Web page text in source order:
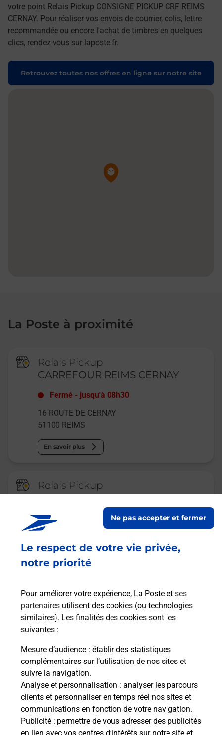
Le respect de votre vie privée,
notre priorité
Pour améliorer votre expérience, La Poste et ses
partenaires utilisent des cookies (ou technologies
similaires). Les finalités des cookies sont les
suivantes :
Mesure d’audience : établir des statistiques
complémentaires sur l’utilisation de nos sites et
suivre la navigation.
Analyse et personnalisation : analyser les parcours
clients et personnaliser en temps réel nos sites et
communications en fonction de votre navigation.
Publicité : permettre de vous adresser des publicités
en lien avec vos centres d’intérêts sur notre site et
Ne pas accepter et fermer
votre point Relais Pickup CONSIGNE PICKUP CRF REIMS
CERNAY. Pour réaliser vos envois de courrier, colis, lettre
recommandée ou encore l'achat de timbres en quelques
clics, rendez-vous sur laposte.fr.
Retrouvez toutes nos offres en ligne sur notre site
Pin de la carte
La Poste à proximité
Relais Pickup
CARREFOUR REIMS CERNAY
Fermé - jusqu'à 08h30
16 ROUTE DE CERNAY
51100 REIMS
En savoir plus
Relais Pickup
CONTROLE TECHNIQUE
jusqu'à 08h00
5 BOULEVARD MARCELLIN BERTHELOT
51100 REIMS
Malin !
La Poste
en ligne
Ouvert 24h/24
En savoir plus